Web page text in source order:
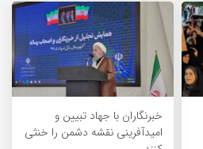
خبرنگاران با جهاد تبیین و
امیدآفرینی نقشه دشمن را خنثی